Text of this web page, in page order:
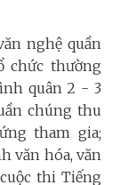
nghệ quần
chức thường
quân 2 - 3
chúng thu
tham gia;
văn hóa, văn
thi Tiếng